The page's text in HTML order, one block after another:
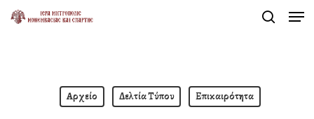
Skip
Αρχείο Δελτία Τύπου Επικαιρότητα